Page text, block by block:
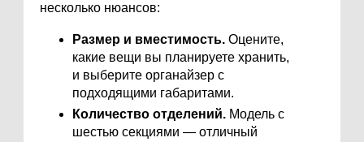
несколько нюансов:
Размер и вместимость. Оцените,
какие вещи вы планируете хранить,
и выберите органайзер с
подходящими габаритами.
Количество отделений. Модель с
шестью секциями — отличный